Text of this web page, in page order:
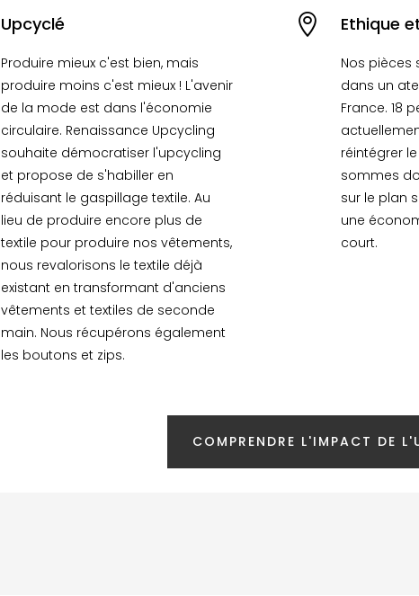
Upcyclé
Produire mieux c'est bien, mais
produire moins c'est mieux ! L'avenir
de la mode est dans l'économie
circulaire. Renaissance Upcycling
souhaite démocratiser l'upcycling
et propose de s'habiller en
réduisant le gaspillage textile. Au
lieu de produire encore plus de
textile pour produire nos vêtements,
nous revalorisons le textile déjà
existant en transformant d'anciens
vêtements et textiles de seconde
main. Nous récupérons également
les boutons et zips.
 Ethique
Nos pièces
dans un
France. 18
réintégrer
sommes
sur le plan
une
court.
COMPRENDRE L'IMPACT DE